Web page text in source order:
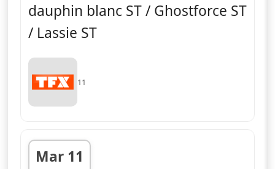
dauphin blanc ST / Ghostforce ST
/ Lassie ST
11
Mar 11